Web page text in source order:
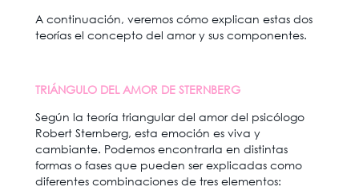
A continuación, veremos cómo explican estas dos
teorías el concepto del amor y sus componentes.
TRIÁNGULO DEL AMOR DE STERNBERG
Según la teoría triangular del amor del psicólogo
Robert Sternberg, esta emoción es viva y
cambiante. Podemos encontrarla en distintas
formas o fases que pueden ser explicadas como
diferentes combinaciones de tres elementos: